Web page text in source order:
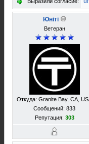
Юнiтi
Ветеран
Откуда: Granite Bay, CA,
Сообщений: 833
Репутация: 303